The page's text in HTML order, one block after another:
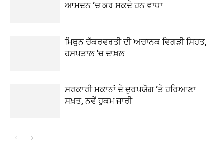
ਆਮਦਨ ‘ਚ ਕਰ ਸਕਦੇ ਹਨ ਵਾਧਾ
ਮਿਥੁਨ ਚੱਕਰਵਰਤੀ ਦੀ ਅਚਾਨਕ ਵਿਗੜੀ ਸਿਹਤ,
ਹਸਪਤਾਲ ‘ਚ ਦਾਖ਼ਲ
ਸਰਕਾਰੀ ਮਕਾਨਾਂ ਦੇ ਦੁਰਪਯੋਗ ‘ਤੇ ਹਰਿਆਣਾ
ਸਖ਼ਤ, ਨਵੇਂ ਹੁਕਮ ਜਾਰੀ